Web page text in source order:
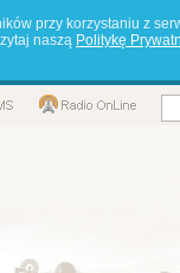
przy korzystaniu z
naszą Politykę